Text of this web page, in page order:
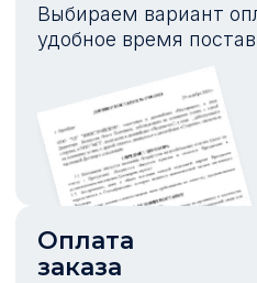
Выбираем вариант
удобное время
Оплата
заказа